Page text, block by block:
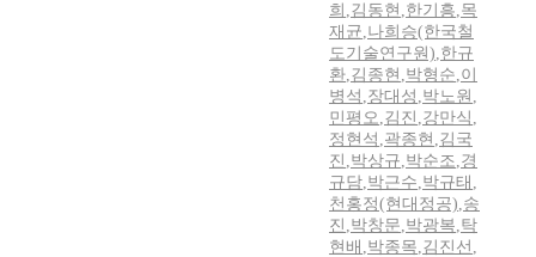
희 ,김동현 ,한기흥,목
재균,나희승(한국철
도기술연구원),한규
환,김종현 ,박형순,이
병석 ,장대성 ,박노원 ,
민평오,김진 ,강만식 ,
정현석 ,곽종현 ,김국
진 ,박상규,박순조,경
규담,박근수,박규태 ,
천홍정(현대정공),송
진 ,박창문,박광복,탁
현배 ,박종목,김진선 ,